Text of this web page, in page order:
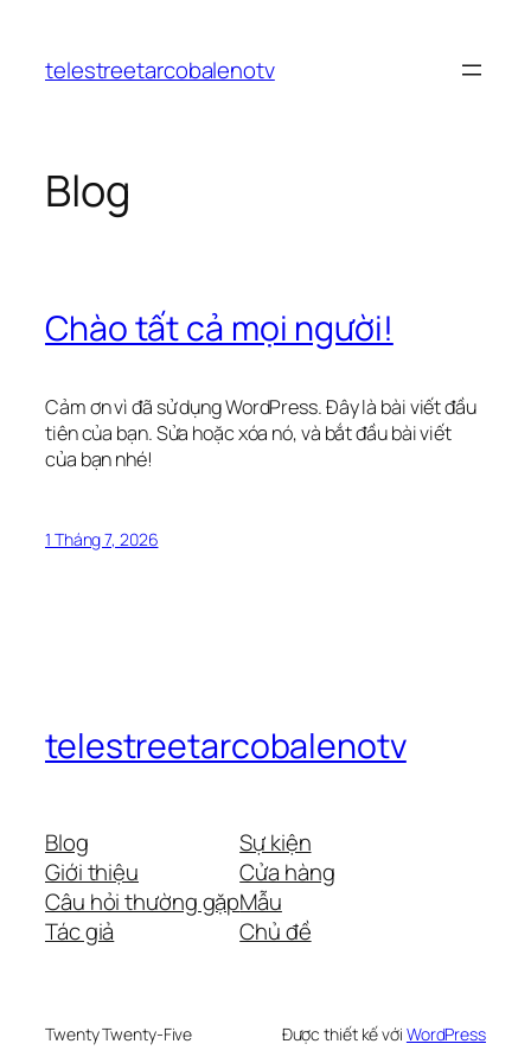
phầntelestreetarcobalenotv
Blog
Chào tất cả mọi người!
Cảm ơn vì đã sử dụng WordPress. Đây là bài viết đầu
tiên của bạn. Sửa hoặc xóa nó, và bắt đầu bài viết
của bạn nhé!
1 Tháng 7, 2026
telestreetarcobalenotv
Blog
Giới thiệu
Câu hỏi thường gặp
Tác giả
Sự kiện
Cửa hàng
Mẫu
Chủ đề
Twenty Twenty-Five Được thiết kế với WordPress